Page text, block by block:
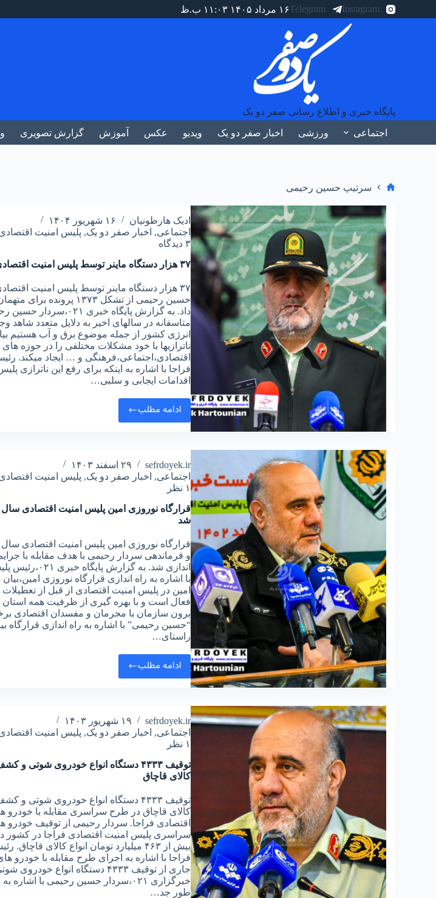
Instagram
Telegram۱۶ مرداد ۱۴۰۵ ۱۱:۰۳ ب.ظ
پایگاه خبری و اطلاع رسانی صفر دو یک
اجتماعی ورزشی اخبار صفر دو یک ویدیو عکس آموزش گزارش تصویری
سرتیپ حسین رحیمی
ادیک هارطونیان
۱۶ شهریور ۱۴۰۴
اجتماعی, اخبار صفر دو یک, پلیس امنیت
۳ دیدگاه
۳۷ هزار دستگاه ماینر توسط پلیس امنیت اقتصادی فراجا کشف شد
۳۷ هزار دستگاه ماینر توسط پلیس امنیت
داد. به گزارش پایگاه خبری
متاسفانه در سالهای اخیر به دلایل متعدد شاهد
انرژی کشور از جمله موضوع برق و آب هستیم
ناترازیها با خود مشکلات مختلفی را در حوزه های
اقتصادی،اجتماعی،فرهنگی و … ایجاد میکند.
فراجا با اشاره به اینکه برای رفع این ناترازی
اقدامات ایجابی و سلبی…
ادامه مطلب
sefrdoyek.ir
۲۹ اسفند ۱۴۰۳
اجتماعی, اخبار صفر دو یک, پلیس امنیت
۱ نظر
شد
و فرماندهی سردار رحیمی با هدف مقابله با
اندازی شد. به
با اشاره به راه اندازی قرارگاه نوروزی
امین در پلیس امنیت اقتصادی از قبل از تعطیلات
فعال است و با بهره گیری از ظرفیت همه
برون سازمان با مجرمان و مفسدان اقتصادی
“حسین رحیمی” با اشاره به راه اندازی قرارگاه
راستای…
ادامه مطلب
sefrdoyek.ir
۱۹ شهریور ۱۴۰۳
اجتماعی, اخبار صفر دو یک, پلیس امنیت
۱ نظر
کالای قاچاق
کالای قاچاق در طرح سراسری مقابله با خودرو
اقتصادی فراجا. سردار رحیمی از توقیف
سراسری پلیس امنیت اقتصادی فراجا در کشور
بیش از ۴۶۳ میلیارد تومان انواع کالای
فراجا با اشاره به اجرای طرح مقابله با خودرو
جاری از توقیف ۴۳۳۳ دستگاه انواع
خبرگزاری ۰۲۱،سردار حسین رحیمی با
طور جد…